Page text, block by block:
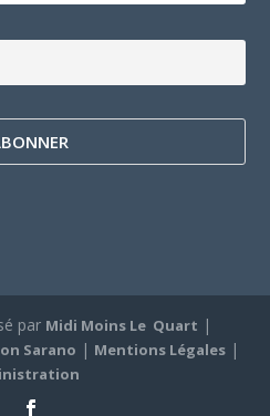
par Midi Moins Le Quart |
Sarano | Mentions Légales |